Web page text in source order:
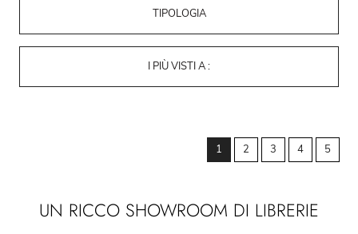
TIPOLOGIA
I PIÙ VISTI A :
1 2 3 4 5
UN RICCO SHOWROOM DI LIBRERIE